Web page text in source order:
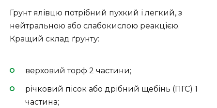
Грунт ялівцю потрібний пухкий і легкий, з
нейтральною або слабокислою реакцією.
Кращий склад ґрунту:
верховий торф 2 частини;
річковий пісок або дрібний щебінь (ПГС) 1
частина;